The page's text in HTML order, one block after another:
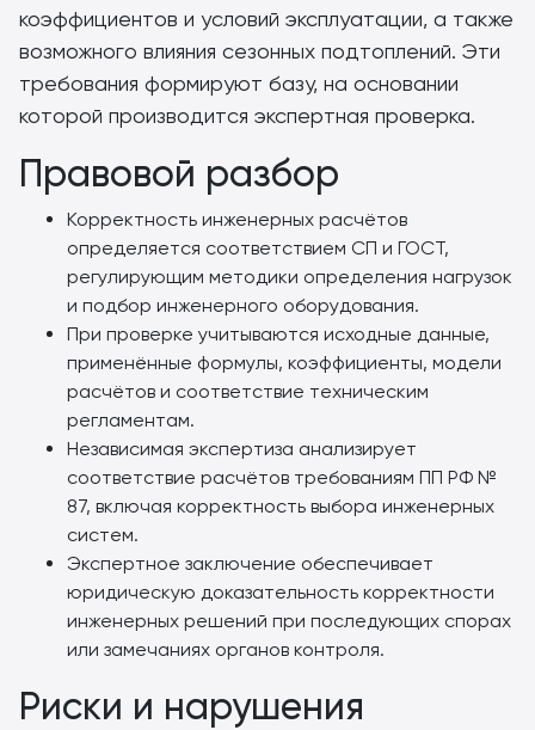
коэффициентов и условий эксплуатации, а также
возможного влияния сезонных подтоплений. Эти
требования формируют базу, на основании
которой производится экспертная проверка.
Правовой разбор
Корректность инженерных расчётов
определяется соответствием СП и ГОСТ,
регулирующим методики определения нагрузок
и подбор инженерного оборудования.
При проверке учитываются исходные данные,
применённые формулы, коэффициенты, модели
расчётов и соответствие техническим
регламентам.
Независимая экспертиза анализирует
соответствие расчётов требованиям ПП РФ №
87, включая корректность выбора инженерных
систем.
Экспертное заключение обеспечивает
юридическую доказательность корректности
инженерных решений при последующих спорах
или замечаниях органов контроля.
Риски и нарушения